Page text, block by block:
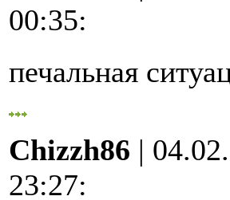
00:35:
печальная
Chizzh86 |
23:27: